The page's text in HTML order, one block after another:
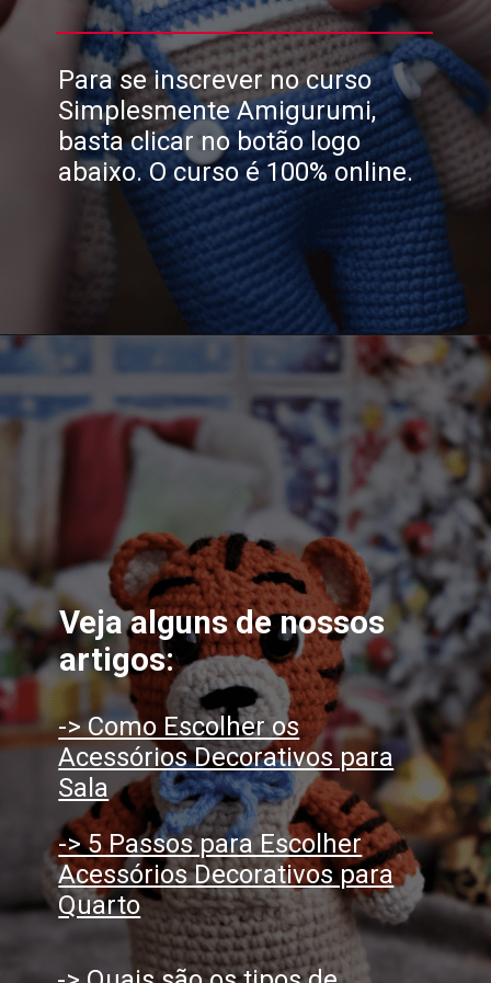
Para se inscrever no curso
Simplesmente Amigurumi,
basta clicar no botão logo
abaixo. O curso é 100% online.
Opening https://wordpress-almofadasdaflor.6hdpbi.easypanel.host/simplismente-amigurumis-wb
-> Como Escolher os
Acessórios Decorativos para
Sala
-> 5 Passos para Escolher
Acessórios Decorativos para
Quarto
Veja alguns de nossos
artigos: